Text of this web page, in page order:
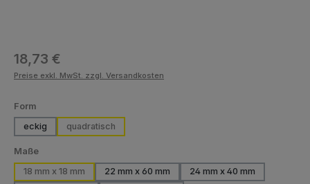
Regulärer Preis:
18,73 €
Preise exkl. MwSt. zzgl. Versandkosten
Form
eckig
(Diese Option ist zurzeit nicht verfügbar.)
quadratisch
Maßeauswählen
18 mm x 18 mm
22 mm x 60 mm
(Diese Option ist zurzeit nicht verfügbar.)
24 mm x 40 mm
(Diese Option ist